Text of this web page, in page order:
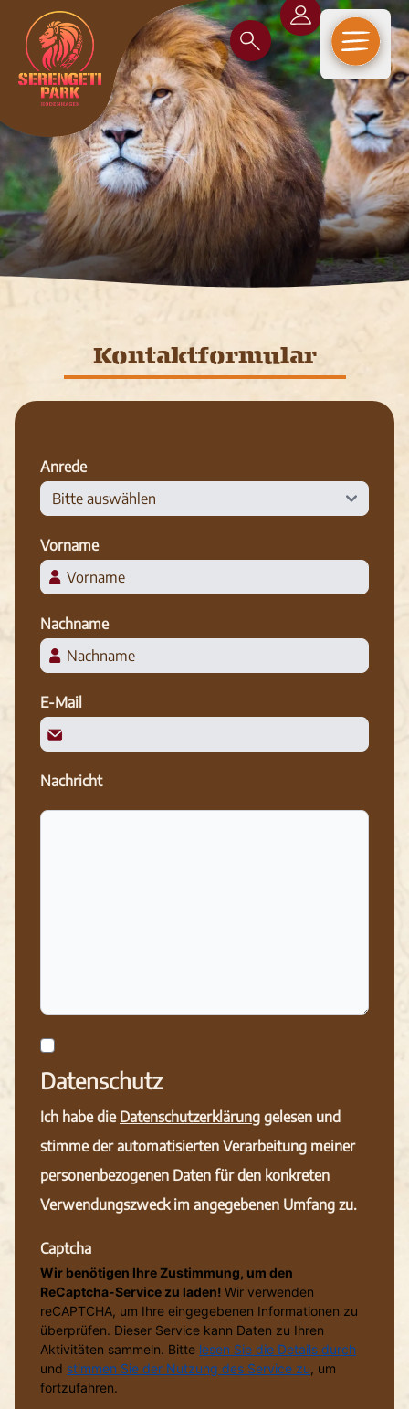
Open
Kontaktformular
Anrede
Vorname
Nachname
E-Mail
Nachricht
Datenschutz
Ich habe die Datenschutzerklärung gelesen und
stimme der automatisierten Verarbeitung meiner
personenbezogenen Daten für den konkreten
Verwendungszweck im angegebenen Umfang zu.
Captcha
Wir benötigen Ihre Zustimmung, um den
ReCaptcha-Service zu laden! Wir verwenden
reCAPTCHA, um Ihre eingegebenen Informationen zu
überprüfen. Dieser Service kann Daten zu Ihren
Aktivitäten sammeln. Bitte lesen Sie die Details durch
und stimmen Sie der Nutzung des Service zu, um
fortzufahren.